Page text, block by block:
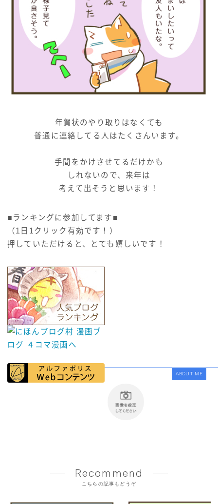
年賀状のやり取りはなくても
普通に連絡してる人はたくさんいます。
手間をかけさせてるだけかも
しれないので、来年は
考えて出そうと思います！
■ランキングに参加してます■
（1日1クリック有効です！）
押していただけると、とても嬉しいです！
ABOUT ME
Recommend
こちらの記事もどうぞ